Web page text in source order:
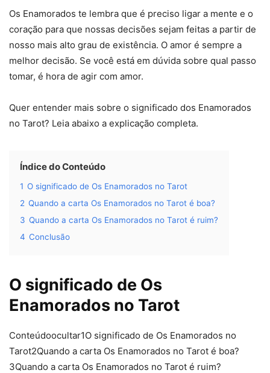
Os Enamorados te lembra que é preciso ligar a mente e o
coração para que nossas decisões sejam feitas a partir de
nosso mais alto grau de existência. O amor é sempre a
melhor decisão. Se você está em dúvida sobre qual passo
tomar, é hora de agir com amor.
Quer entender mais sobre o significado dos Enamorados
no Tarot? Leia abaixo a explicação completa.
Índice do Conteúdo
1 O significado de Os Enamorados no Tarot
2 Quando a carta Os Enamorados no Tarot é boa?
3 Quando a carta Os Enamorados no Tarot é ruim?
4 Conclusão
O significado de Os
Enamorados no Tarot
Conteúdoocultar1O significado de Os Enamorados no
Tarot2Quando a carta Os Enamorados no Tarot é boa?
3Quando a carta Os Enamorados no Tarot é ruim?